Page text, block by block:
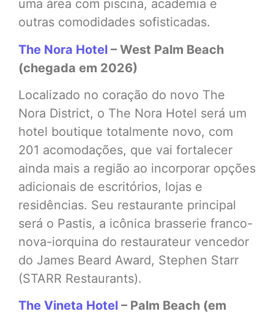
uma área com piscina, academia e
outras comodidades sofisticadas.
The Nora Hotel – West Palm Beach
(chegada em 2026)
Localizado no coração do novo The
Nora District, o The Nora Hotel será um
hotel boutique totalmente novo, com
201 acomodações, que vai fortalecer
ainda mais a região ao incorporar opções
adicionais de escritórios, lojas e
residências. Seu restaurante principal
será o Pastis, a icônica brasserie franco-
nova-iorquina do restaurateur vencedor
do James Beard Award, Stephen Starr
(STARR Restaurants).
The Vineta Hotel – Palm Beach (em